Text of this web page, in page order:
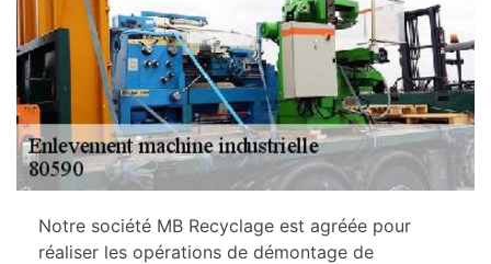
Notre société MB Recyclage est agréée pour
réaliser les opérations de démontage de